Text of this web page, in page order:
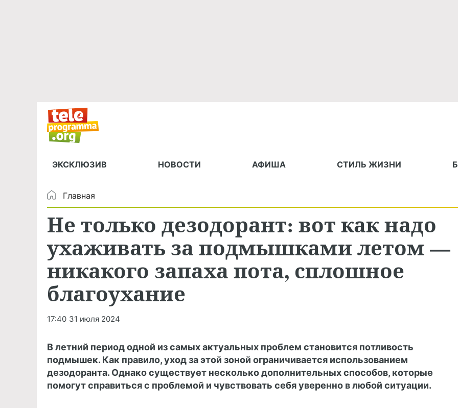
ЭКСКЛЮЗИВ НОВОСТИ АФИША СТИЛЬ ЖИЗНИ
Главная
Не только дезодорант: вот как надо
ухаживать за подмышками летом —
никакого запаха пота, сплошное
благоухание
17:40 31 июля 2024
В летний период одной из самых актуальных проблем становится потливость
подмышек. Как правило, уход за этой зоной ограничивается использованием
дезодоранта. Однако существует несколько дополнительных способов, которые
помогут справиться с проблемой и чувствовать себя уверенно в любой ситуации.